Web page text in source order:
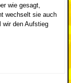
wie gesagt,
wechselt sie auch
wir den Aufstieg